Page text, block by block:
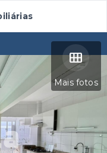
Mais fotos